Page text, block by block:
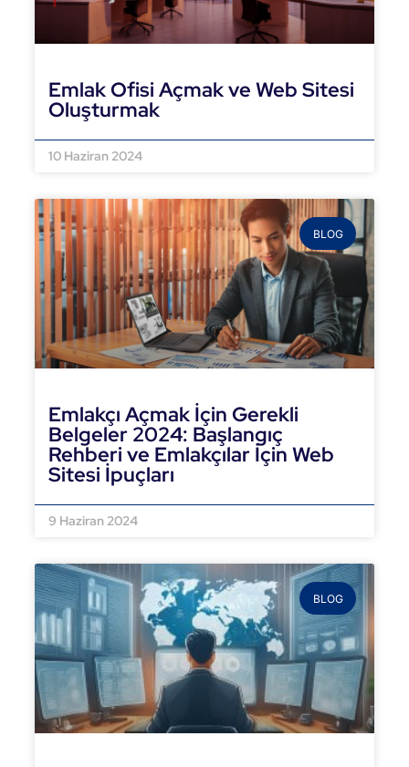
Emlak Ofisi Açmak ve Web Sitesi
Oluşturmak
10 Haziran 2024
BLOG
Emlakçı Açmak İçin Gerekli
Belgeler 2024: Başlangıç
Rehberi ve Emlakçılar İçin Web
Sitesi İpuçları
9 Haziran 2024
BLOG